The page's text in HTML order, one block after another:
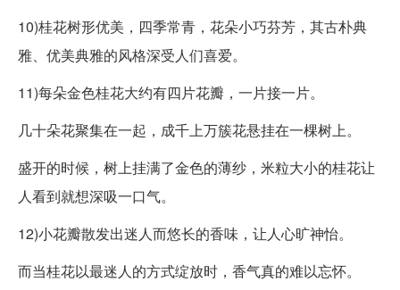
10)桂花树形优美，四季常青，花朵小巧芬芳，其古朴典
雅、优美典雅的风格深受人们喜爱。
11)每朵金色桂花大约有四片花瓣，一片接一片。
几十朵花聚集在一起，成千上万簇花悬挂在一棵树上。
盛开的时候，树上挂满了金色的薄纱，米粒大小的桂花让
人看到就想深吸一口气。
12)小花瓣散发出迷人而悠长的香味，让人心旷神怡。
而当桂花以最迷人的方式绽放时，香气真的难以忘怀。